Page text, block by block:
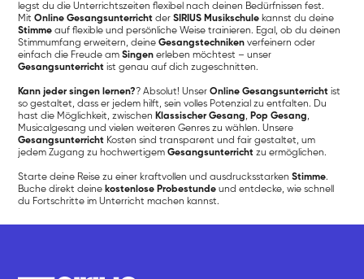
legst du die Unterrichtszeiten flexibel nach deinen Bedürfnissen fest.
MitOnline Gesangsunterricht derSIRIUS Musikschule kannst du deine
Stimme auf flexible und persönliche Weise trainieren. Egal, ob du deinen
Stimmumfang erweitern, deineGesangstechniken verfeinern oder
einfach die Freude amSingen erleben möchtest – unser
Gesangsunterricht ist genau auf dich zugeschnitten.
Kann jeder singen lernen?? Absolut! UnserOnline Gesangsunterricht ist
so gestaltet, dass er jedem hilft, sein volles Potenzial zu entfalten. Du
hast die Möglichkeit, zwischen Klassischer Gesang, Pop Gesang,
Musicalgesang und vielen weiteren Genres zu wählen. Unsere
Gesangsunterricht Kosten sind transparent und fair gestaltet, um
jedem Zugang zu hochwertigemGesangsunterricht zu ermöglichen.
Starte deine Reise zu einer kraftvollen und ausdrucksstarkenStimme.
Buche direkt deine kostenlose Probestunde und entdecke, wie schnell
du Fortschritte im Unterricht machen kannst.